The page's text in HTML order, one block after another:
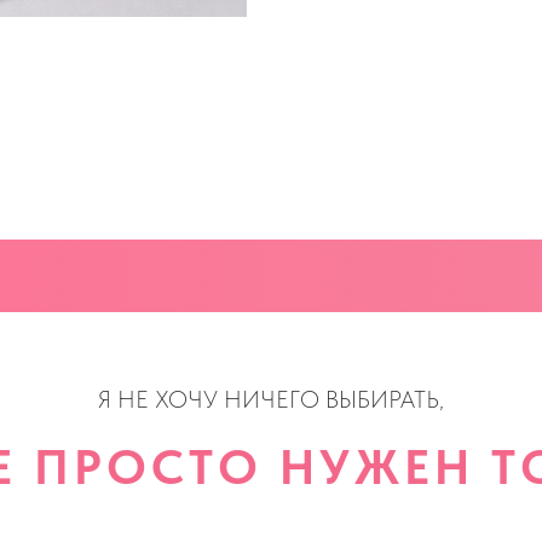
Я НЕ ХОЧУ НИЧЕГО ВЫБИРАТЬ,
ПРОСТО НУЖЕН